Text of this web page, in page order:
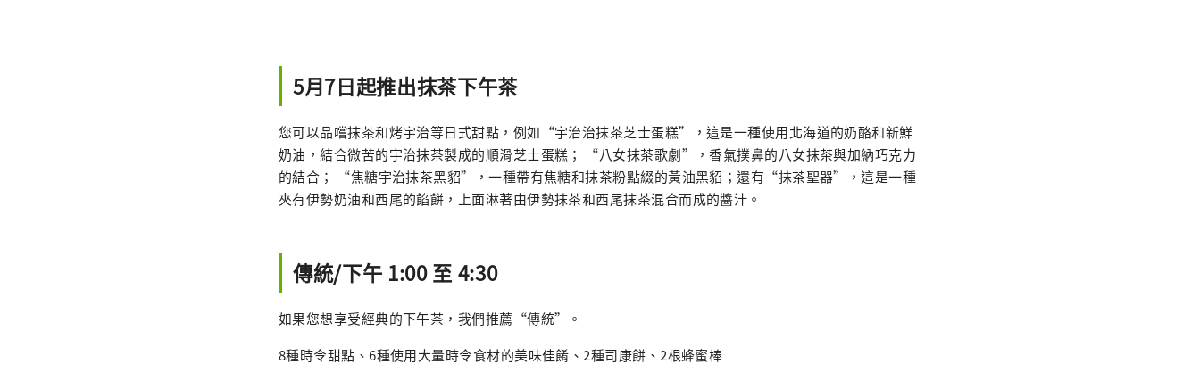
5月7日起推出抹茶下午茶
您可以品嚐抹茶和烤宇治等日式甜點，例如“宇治治抹茶芝士蛋糕”，這是一種使用北海道的奶酪和新鮮
奶油，結合微苦的宇治抹茶製成的順滑芝士蛋糕； “八女抹茶歌劇”，香氣撲鼻的八女抹茶與加納巧克力
的結合； “焦糖宇治抹茶黑貂”，一種帶有焦糖和抹茶粉點綴的黃油黑貂；還有“抹茶聖器”，這是一種
夾有伊勢奶油和西尾的餡餅，上面淋著由伊勢抹茶和西尾抹茶混合而成的醬汁。
傳統/下午 1:00 至 4:30
如果您想享受經典的下午茶，我們推薦“傳統”。
8種時令甜點、6種使用大量時令食材的美味佳餚、2種司康餅、2根蜂蜜棒